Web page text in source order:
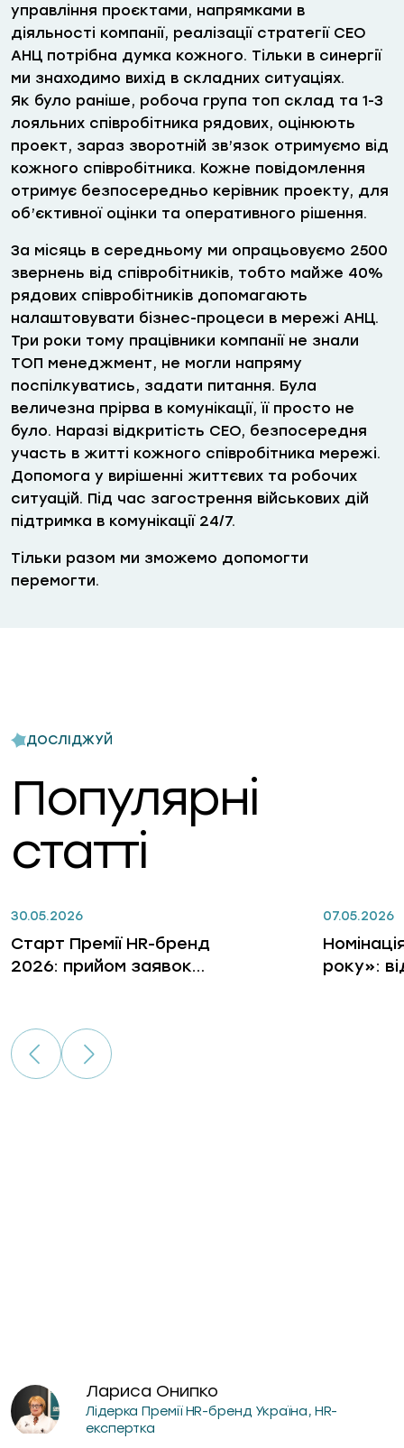
управління проєктами, напрямками в
діяльності компанії, реалізації стратегії СЕО
АНЦ потрібна думка кожного. Тільки в синергії
ми знаходимо вихід в складних ситуаціях.
Як було раніше, робоча група топ склад та 1-3
лояльних співробітника рядових, оцінюють
проект, зараз зворотній зв’язок отримуємо від
кожного співробітника. Кожне повідомлення
отримує безпосередньо керівник проекту, для
об’єктивної оцінки та оперативного рішення.
За місяць в середньому ми опрацьовуємо 2500
звернень від співробітників, тобто майже 40%
рядових співробітників допомагають
налаштовувати бізнес-процеси в мережі АНЦ.
Три роки тому працівники компанії не знали
ТОП менеджмент, не могли напряму
поспілкуватись, задати питання. Була
величезна прірва в комунікації, її просто не
було. Наразі відкритість СЕО, безпосередня
участь в житті кожного співробітника мережі.
Допомога у вирішенні життєвих та робочих
ситуацій. Під час загострення військових дій
підтримка в комунікації 24/7.
Тільки разом ми зможемо допомогти
перемогти.
ДОСЛІДЖУЙ
Популярні
статті
30.05.2026
Старт Премії HR-бренд
2026: прийом заявок
07.05.2026
року»:
Лариса Онипко
Лідерка Премії HR-бренд Україна, HR-
експертка